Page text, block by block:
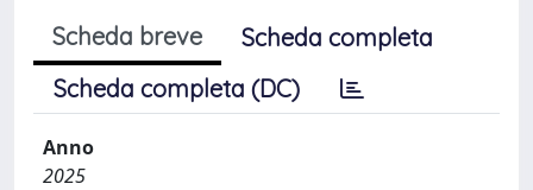
Scheda breve
Scheda completa
Scheda completa (DC)
Anno
2025